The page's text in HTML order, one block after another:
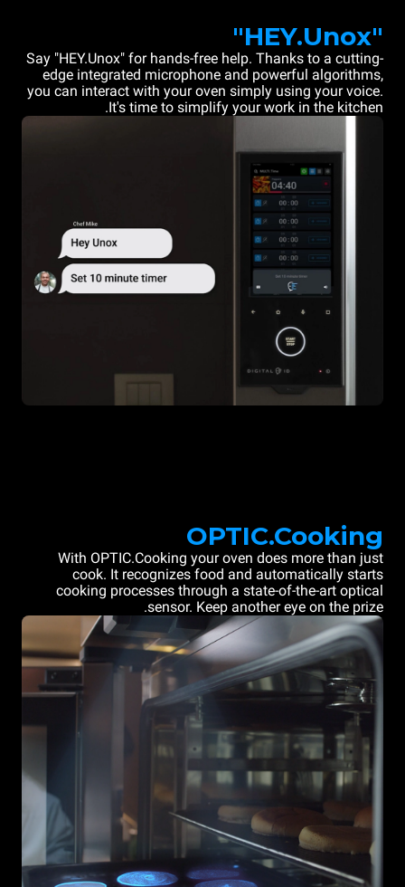
"HEY.Unox"
Say "HEY.Unox" for hands-free help. Thanks to a cutting-
edge integrated microphone and powerful algorithms,
you can interact with your oven simply using your voice.
It's time to simplify your work in the kitchen.
OPTIC.Cooking
With OPTIC.Cooking your oven does more than just
cook. It recognizes food and automatically starts
cooking processes through a state-of-the-art optical
sensor. Keep another eye on the prize.